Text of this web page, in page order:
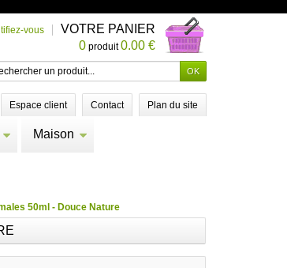
vous
VOTRE PANIER
0 produit0.00 €
Espace client Contact Plan du site
Maison
50ml - Douce Nature